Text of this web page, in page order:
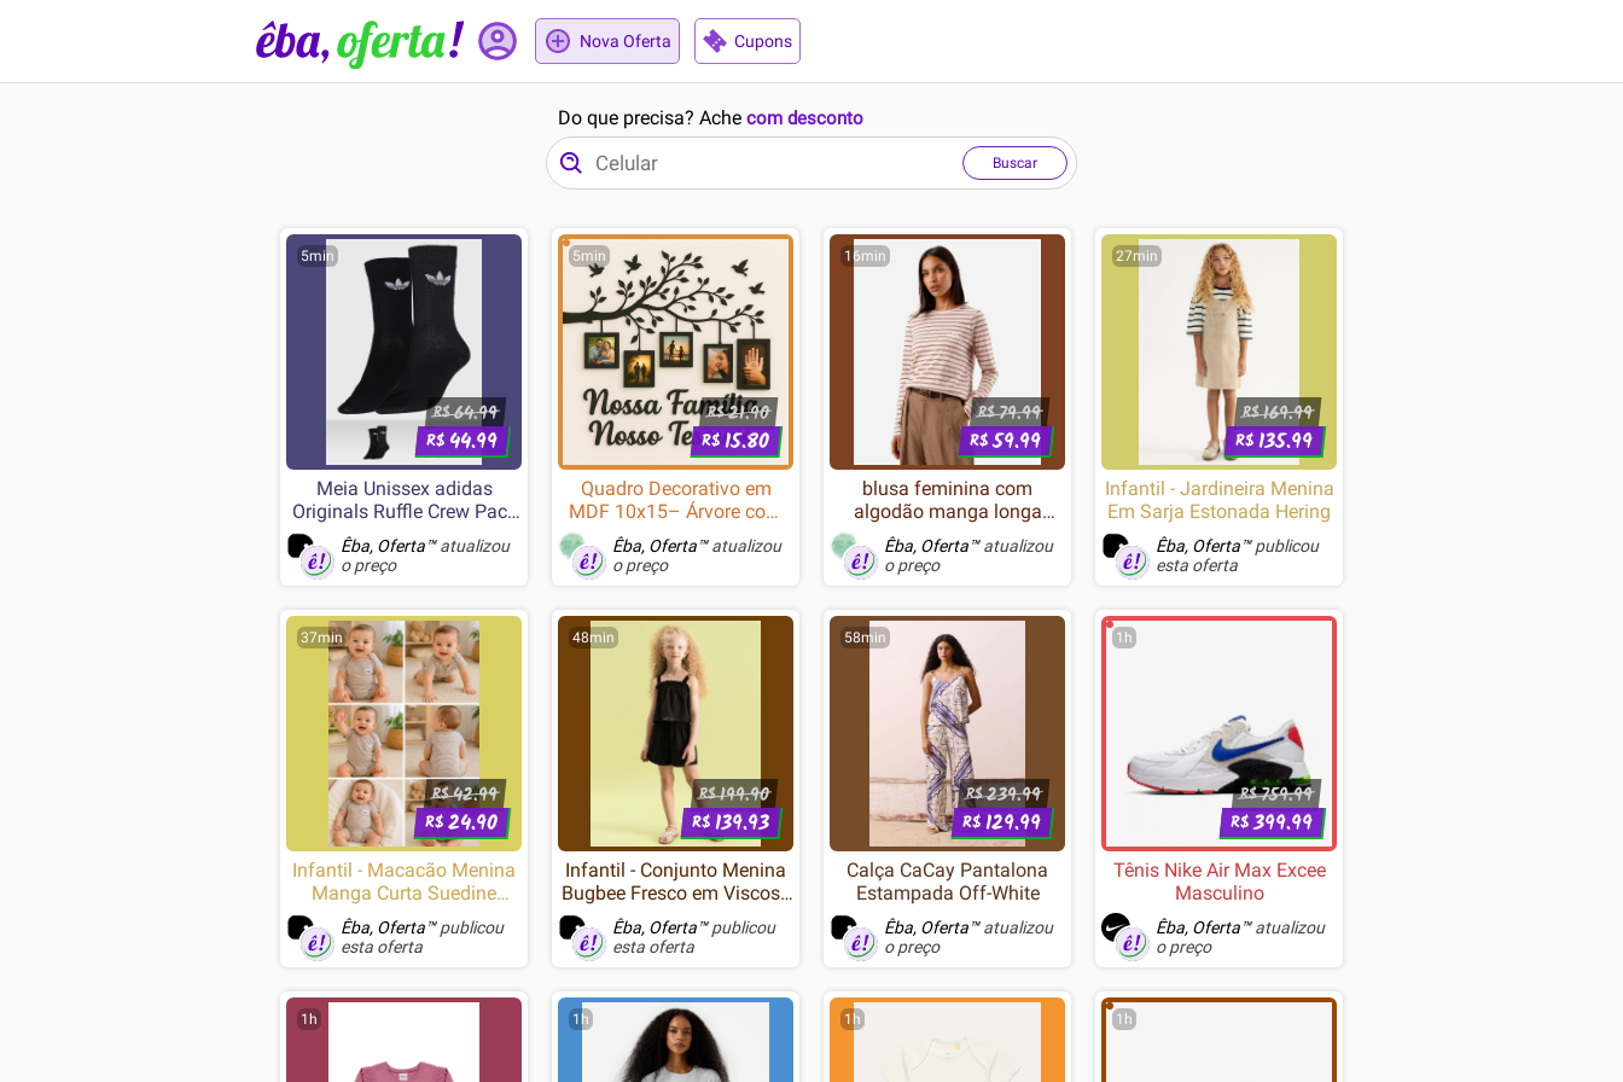
Nova Oferta Cupons
Do que precisa? Ache com desconto
Buscar
5min
R$64.99
R$44.99
Meia Unissex adidas
Originals Ruffle Crew Pack
2 Pares Preta e Branca
Êba, Oferta™atualizou
o preço
5min
R$21.90
R$15.80
Quadro Decorativo em
MDF 10x15– Árvore com
Molduras para Fotos de
Família
Êba, Oferta™atualizou
o preço
16min
R$79.99
R$59.99
blusa feminina com
algodão manga longa
listrada rosa
Êba, Oferta™atualizou
o preço
27min
R$169.99
R$135.99
Infantil - Jardineira Menina
Em Sarja Estonada Hering
Êba, Oferta™publicou
esta oferta
37min
R$42.99
R$24.90
Infantil - Macacão Menina
Manga Curta Suedine
Listrado Coala Gola
Transpassada Botão de
Pressão Zupa Zuka
Êba, Oferta™publicou
esta oferta
48min
R$199.90
R$139.93
Infantil - Conjunto Menina
Bugbee Fresco em Viscose
e Algodão com Detalhes
em Elástico
Êba, Oferta™publicou
esta oferta
58min
R$239.99
R$129.99
Calça CaCay Pantalona
Estampada Off-White
Êba, Oferta™atualizou
o preço
1h
R$759.99
R$399.99
Tênis Nike Air Max Excee
Masculino
Êba, Oferta™atualizou
o preço
1h 1h 1h 1h